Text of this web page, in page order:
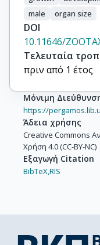
male
organ size
DOI
10.11646/
Τελευταία
πριν από 1 έτος
Μόνιμη
https://
Άδεια χρήσης
Creative Commons
Χρήση 4.0 (CC-BY-NC)
Εξαγωγή Citation
BibTeX,RIS